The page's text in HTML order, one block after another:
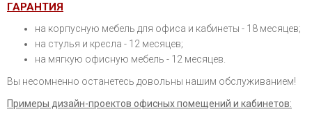
ГАРАНТИЯ
на корпусную мебель для офиса и кабинеты - 18 месяцев;
на стулья и кресла - 12 месяцев;
на мягкую офисную мебель - 12 месяцев.
Вы несомненно останетесь довольны нашим обслуживанием!
Примеры дизайн-проектов офисных помещений и кабинетов: